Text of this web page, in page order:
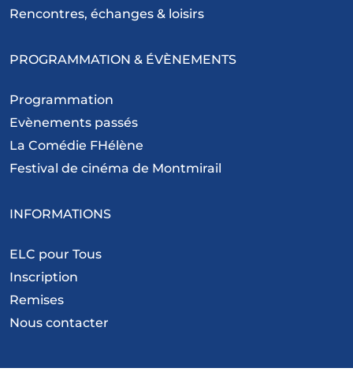
Rencontres, échanges & loisirs
PROGRAMMATION & ÉVÈNEMENTS
Programmation
Evènements passés
La Comédie FHélène
Festival de cinéma de Montmirail
INFORMATIONS
ELC pour Tous
Inscription
Remises
Nous contacter